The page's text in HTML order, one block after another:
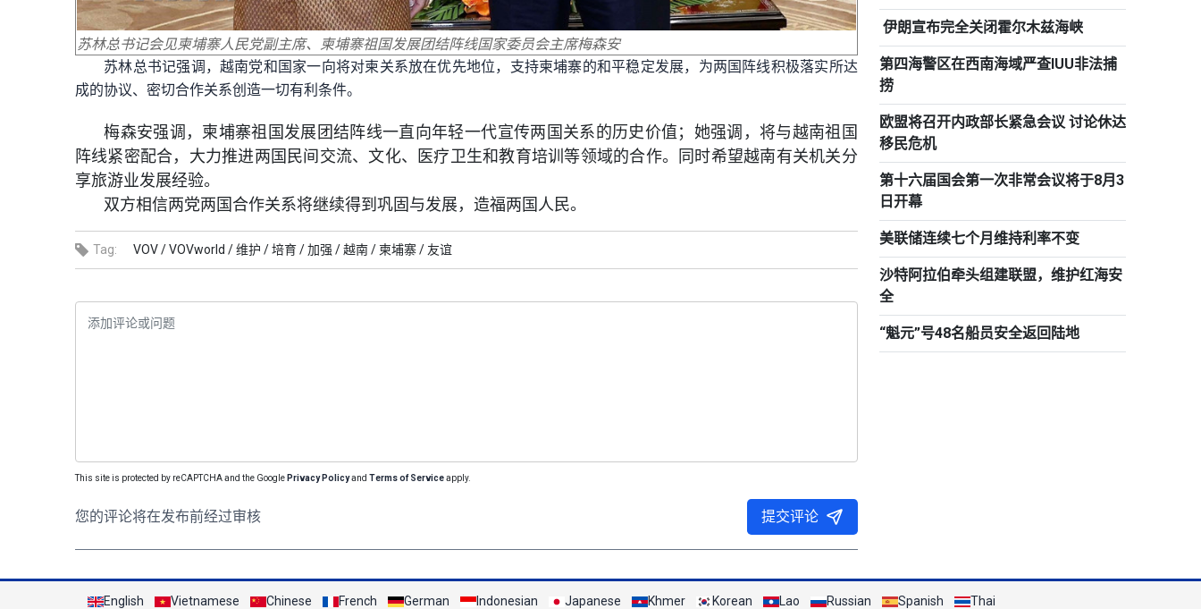
苏林总书记会见柬埔寨人民党副主席、柬埔寨祖国发展团结阵线国家委员会主席梅森安
苏林总书记强调，越南党和国家一向将对柬关系放在优先地位， 支持柬埔寨的和平稳定发展，为两国阵线积极落实所达
成的协议、 密切合作关系创造一切有利条件。
梅森安强调， 柬埔寨祖国发展团结阵线一直向年轻一代宣传两国关系的历史价值； 她强调，将与越南祖国
阵线紧密配合，大力推进两国民间交流、文化、医疗卫生和教育培训等领域的合作。
同时希望越南有关机关分
享旅游业发展经验。
双方相信两党两国合作关系将继续得到巩固与发展，造福两国人民。
Tag: VOV /VOVworld /维护 /培育 /加强 /越南 / 柬埔寨 / 友谊
This site is protected by reCAPTCHA and the Google Privacy Policyand Terms of Serviceapply.
您的评论将在发布前经过审核 提交评论
伊朗宣布完全关闭霍尔木兹海峡
第四海警区在西南海域严查IUU非法捕
捞
欧盟将召开内政部长紧急会议 讨论休达
移民危机
第十六届国会第一次非常会议将于8月3
日开幕
美联储连续七个月维持利率不变
沙特阿拉伯牵头组建联盟，维护红海安
全
“魁元”号48名船员安全返回陆地
English Vietnamese Chinese French German Indonesian Japanese Khmer Korean Lao Russian Spanish Thai